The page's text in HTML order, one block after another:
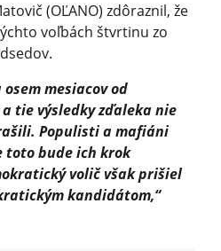
(OĽANO) zdôraznil, že
voľbách štvrtinu zo
mesiacov od
tie výsledky zďaleka nie
Populisti a mafiáni
toto bude ich krok
volič však prišiel
kandidátom,“